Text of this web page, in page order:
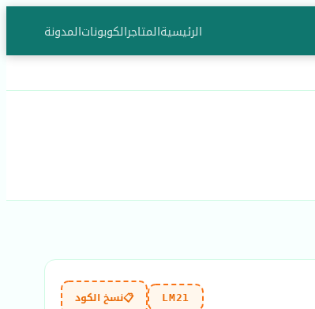
الرئيسيةالمتاجرالكوبوناتالمدونة
LM21
📋نسخ الكود